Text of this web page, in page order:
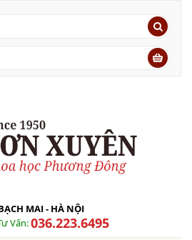
MAI - HÀ NỘI
Vấn:036.223.6495